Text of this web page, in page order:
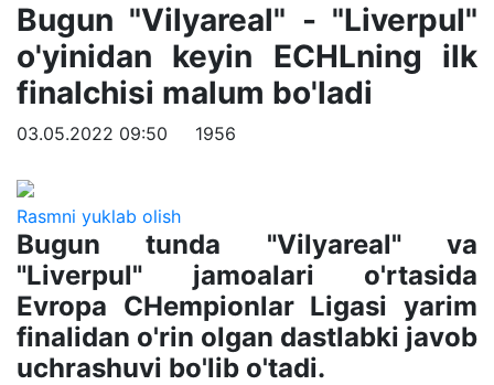
Bugun "Vilyareal" - "Liverpul"
o'yinidan keyin ECHLning ilk
finalchisi malum bo'ladi
03.05.2022 09:50 1956
Rasmni yuklab olish
Bugun tunda "Vilyareal" va
"Liverpul" jamoalari o'rtasida
Evropa CHempionlar Ligasi yarim
finalidan o'rin olgan dastlabki javob
uchrashuvi bo'lib o'tadi.